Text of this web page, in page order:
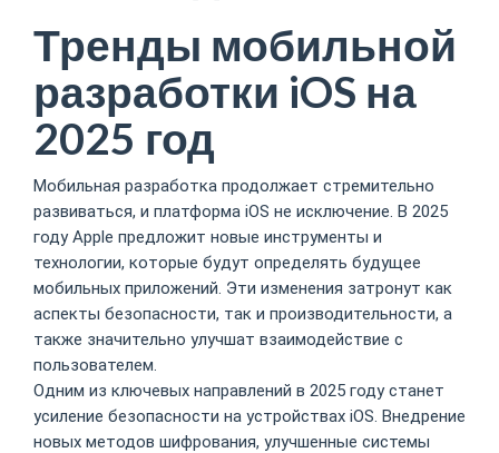
Тренды мобильной
разработки iOS на
2025 год
Мобильная разработка продолжает стремительно
развиваться, и платформа iOS не исключение. В 2025
году Apple предложит новые инструменты и
технологии, которые будут определять будущее
мобильных приложений. Эти изменения затронут как
аспекты безопасности, так и производительности, а
также значительно улучшат взаимодействие с
пользователем.
Одним из ключевых направлений в 2025 году станет
усиление безопасности на устройствах iOS. Внедрение
новых методов шифрования, улучшенные системы